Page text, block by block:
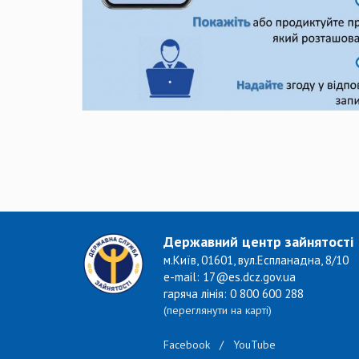
Державний центр зайнятості
м.Київ, 01601, вул.Еспланадна, 8/10
e-mail: 17@es.dcz.gov.ua
гаряча лінія: 0 800 600 288
(переглянути на карті)
Facebook / YouTube